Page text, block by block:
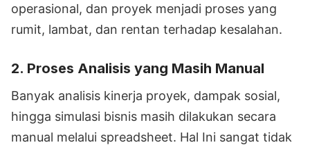
operasional, dan proyek menjadi proses yang
rumit, lambat, dan rentan terhadap kesalahan.
2. Proses Analisis yang Masih Manual
Banyak analisis kinerja proyek, dampak sosial,
hingga simulasi bisnis masih dilakukan secara
manual melalui spreadsheet. Hal Ini sangat tidak